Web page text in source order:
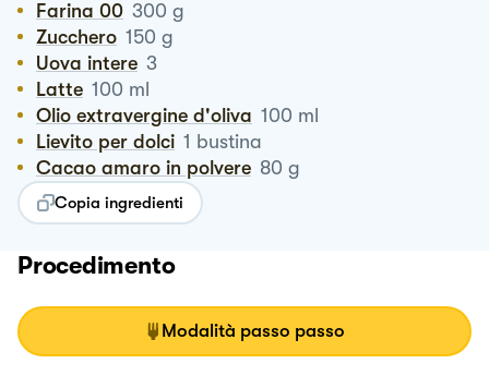
Farina 00 300 g
Zucchero 150 g
Uova intere 3
Latte 100 ml
Olio extravergine d'oliva 100 ml
Lievito per dolci 1 bustina
Cacao amaro in polvere 80 g
Copia ingredienti
Procedimento
Modalità passo passo